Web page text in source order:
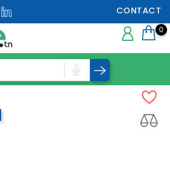
CONTACT
0